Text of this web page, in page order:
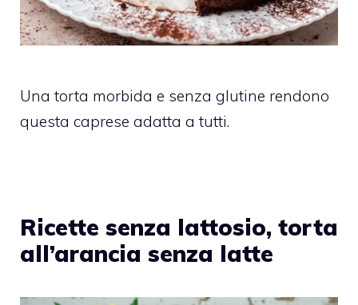
Una torta morbida e senza glutine rendono
questa caprese adatta a tutti.
Ricette senza lattosio, torta
all’arancia senza latte